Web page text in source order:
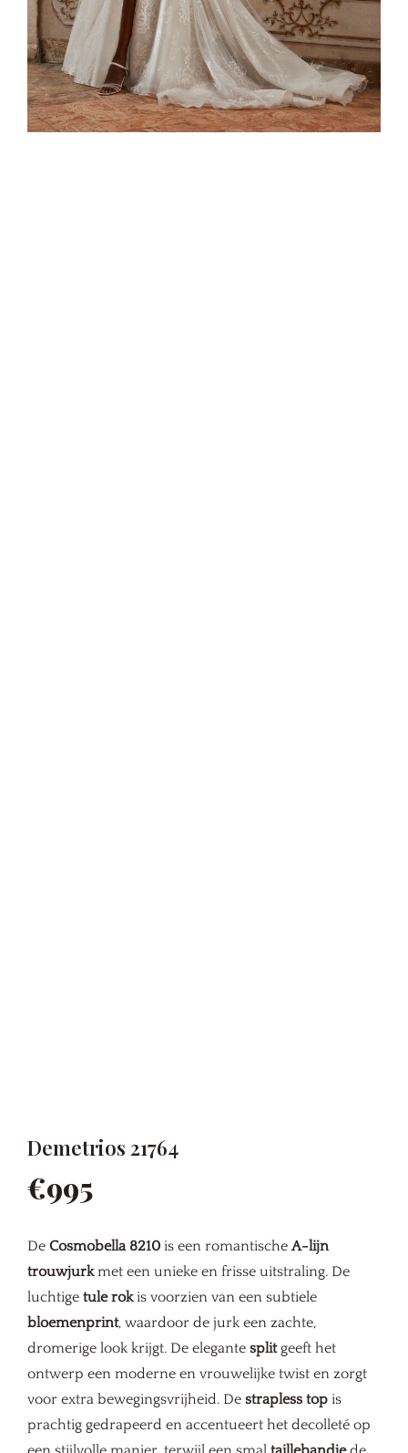
Demetrios 21764
€995
De Cosmobella 8210 is een romantischeA-lijn
trouwjurkmet een unieke en frisse uitstraling. De
luchtige tule rokis voorzien van een subtiele
bloemenprint, waardoor de jurk een zachte,
dromerige look krijgt. De elegante splitgeeft het
ontwerp een moderne en vrouwelijke twist en zorgt
voor extra bewegingsvrijheid. De strapless top is
prachtig gedrapeerd en accentueert het decolleté op